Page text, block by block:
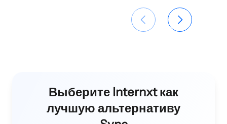
Выберите Internxt как
лучшую альтернативу